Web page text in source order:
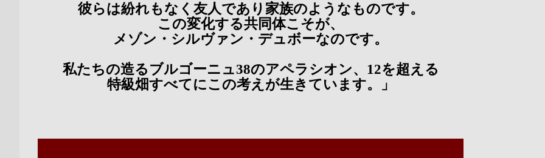
彼らは紛れもなく友人であり 家族のようなものです。
この変化する共同体こそが、
メゾン・シルヴァン・デュボーなのです。
私たちの造るブルゴーニュ38のアペラシオン、12を超える
特級畑すべてにこの考えが生きています。」